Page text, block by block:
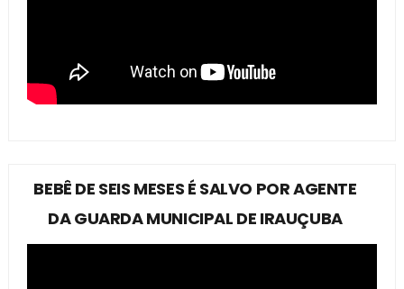
BEBÊ DE SEIS MESES É SALVO POR AGENTE
DA GUARDA MUNICIPAL DE IRAUÇUBA